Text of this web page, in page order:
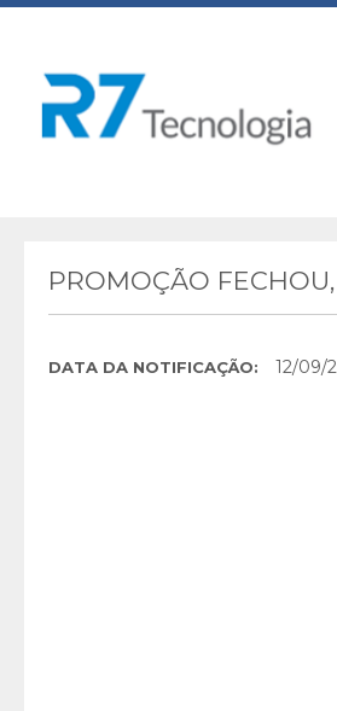
PROMOÇÃO
DATA DA NOTIFICAÇÃO: 12/09/